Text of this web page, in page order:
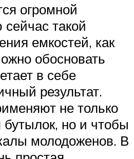
огромной
такой
емкостей, как
обосновать
в себе
результат.
не только
но и чтобы
молодоженов. В